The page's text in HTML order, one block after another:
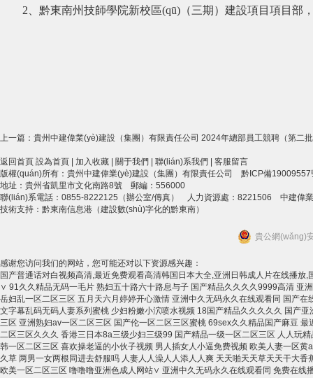
2、 黔東南州技師學院新校區(qū)（三期）建設項目 項目部
上一篇： 貴州中建偉業(yè)建設（集團）有限責任公司 2024年總部員工競聘（第二
返回首頁 設為首頁 加入收藏 關于我們 聯(lián)系我們
客服留言
版權(quán)所有：貴州中建偉業(yè)建設（集團）有限責任公司 黔ICP備19009557
地址：貴州省凱里市文化南路8號 郵編：556000
聯(lián)系電話：0855-8222125（辦公室/傳真） 人力資源處：8221506 中建偉
技術支持： 黔東南信息港（建設數(shù)字化的黔東南）
貴公網(wǎng)
感谢您访问我们的网站，您可能还对以下资源感兴趣：
国产普通话对白视频高清,最近免费观看高清韩国日本大全,亚洲日韩成人片在线播放,